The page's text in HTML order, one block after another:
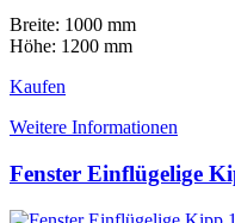
Breite: 1000 mm
Höhe: 1200 mm
Kaufen
Weitere Informationen
Fenster Einflügelige